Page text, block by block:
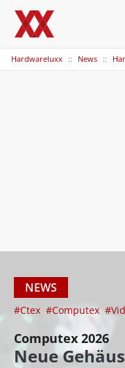
Hardwareluxx News
NEWS
#Ctex #Computex
Computex 2026
Neue